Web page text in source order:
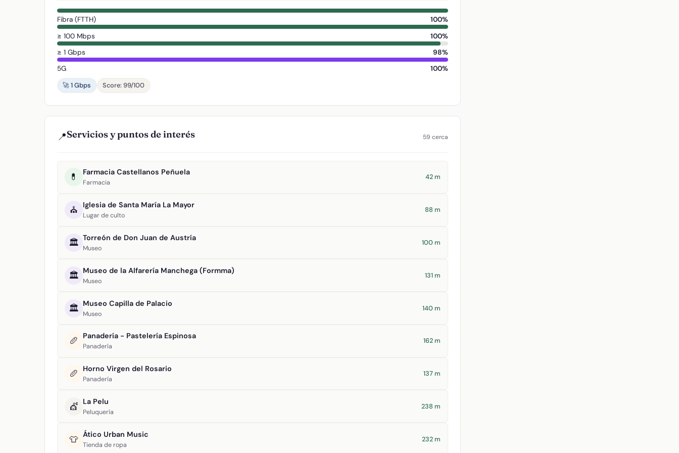
Fibra (FTTH)
100%
≥ 100 Mbps
100%
≥ 1 Gbps
98%
5G
100%
🚀 1 Gbps
Score: 99/100
📍Servicios y puntos de interés 59 cerca
💊 Farmacia Castellanos Peñuela
Farmacia
42 m
⛪ Iglesia de Santa María La Mayor
Lugar de culto
88 m
🏛️ Torreón de Don Juan de Austría
Museo
100 m
🏛️ Museo de la Alfarería Manchega (Formma)
Museo
131 m
🏛️ Museo Capilla de Palacio
Museo
140 m
🥖 Panadería - Pastelería Espinosa
Panadería
162 m
🥖 Horno Virgen del Rosario
Panadería
137 m
💇 La Pelu
Peluquería
238 m
👕 Ático Urban Music
Tienda de ropa
232 m